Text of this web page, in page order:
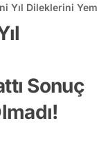
Yıl Dileklerini
Sonuç